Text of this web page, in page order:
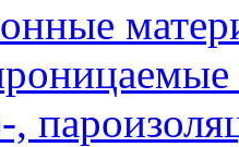
,